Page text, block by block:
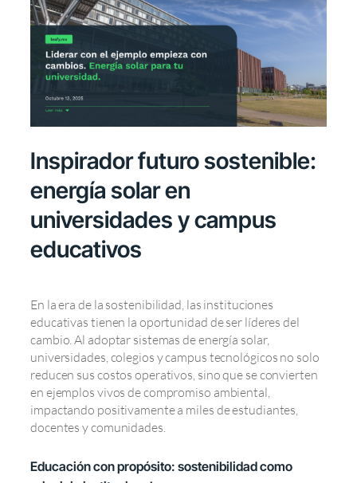
Inspirador futuro sostenible:
energía solar en
universidades y campus
educativos
En la era de la sostenibilidad, las instituciones
educativas tienen la oportunidad de ser líderes del
cambio. Al adoptar sistemas de energía solar,
universidades, colegios y campus tecnológicos no solo
reducen sus costos operativos, sino que se convierten
en ejemplos vivos de compromiso ambiental,
impactando positivamente a miles de estudiantes,
docentes y comunidades.
Educación con propósito: sostenibilidad como